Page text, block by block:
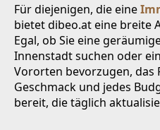
Für diejenigen, die eine
bietet dibeo.at eine breite
Egal, ob Sie eine
Innenstadt suchen oder
Vororten bevorzugen, das
Geschmack und jedes
bereit, die täglich